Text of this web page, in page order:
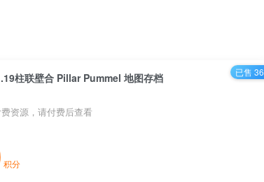
柱联壁合 Pillar Pummel 地图存档
资源，请付费后查看
积分
已售 36